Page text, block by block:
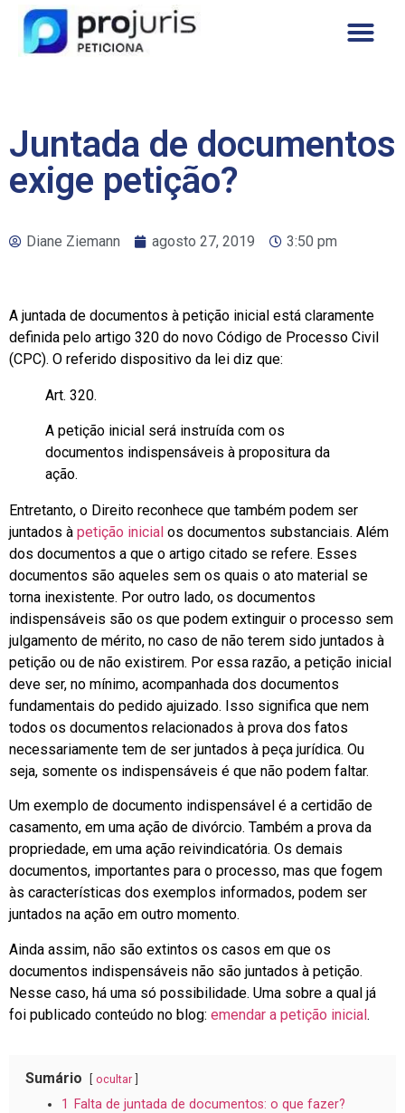
Juntada de documentos
exige petição?
Diane Ziemann agosto 27, 2019 3:50 pm
A juntada de documentos à petição inicial está claramente
definida pelo artigo 320 do novo Código de Processo Civil
(CPC). O referido dispositivo da lei diz que:
Art. 320.
A petição inicial será instruída com os
documentos indispensáveis à propositura da
ação.
Entretanto, o Direito reconhece que também podem ser
juntados à petição inicial os documentos substanciais. Além
dos documentos a que o artigo citado se refere. Esses
documentos são aqueles sem os quais o ato material se
torna inexistente. Por outro lado, os documentos
indispensáveis são os que podem extinguir o processo sem
julgamento de mérito, no caso de não terem sido juntados à
petição ou de não existirem. Por essa razão, a petição inicial
deve ser, no mínimo, acompanhada dos documentos
fundamentais do pedido ajuizado. Isso significa que nem
todos os documentos relacionados à prova dos fatos
necessariamente tem de ser juntados à peça jurídica. Ou
seja, somente os indispensáveis é que não podem faltar.
Um exemplo de documento indispensável é a certidão de
casamento, em uma ação de divórcio. Também a prova da
propriedade, em uma ação reivindicatória. Os demais
documentos, importantes para o processo, mas que fogem
às características dos exemplos informados, podem ser
juntados na ação em outro momento.
Ainda assim, não são extintos os casos em que os
documentos indispensáveis não são juntados à petição.
Nesse caso, há uma só possibilidade. Uma sobre a qual já
foi publicado conteúdo no blog: emendar a petição inicial.
Sumário ocultar
1
Falta de juntada de documentos: o que fazer?